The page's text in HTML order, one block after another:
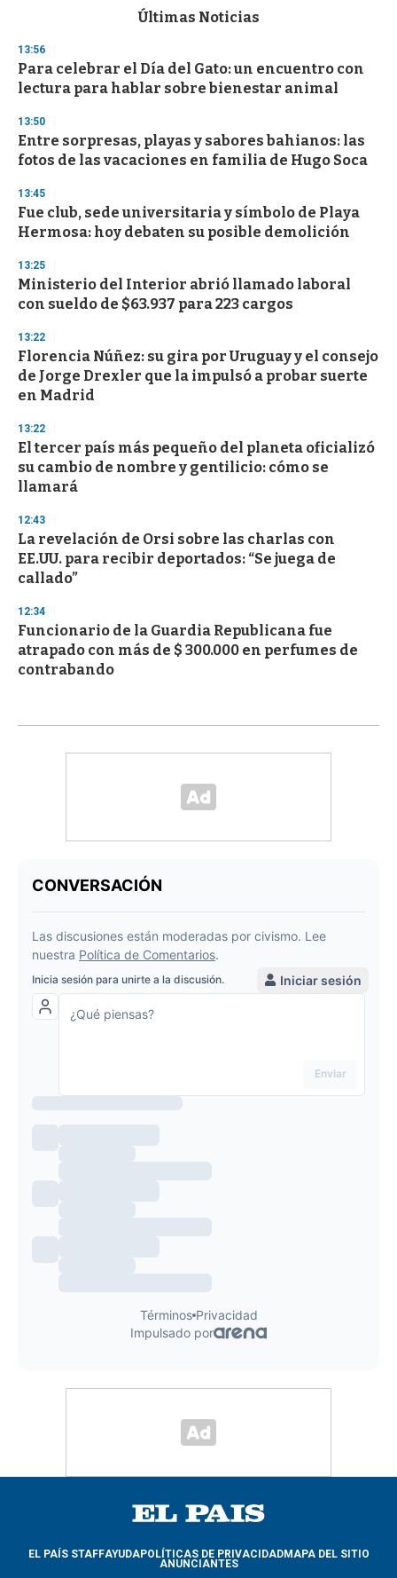
d
s
o
f
3
s
e
c
n
d
s
Últimas Noticias
13:56
Para celebrar el Día del Gato: un encuentro con
lectura para hablar sobre bienestar animal
13:50
Entre sorpresas, playas y sabores bahianos: las
fotos de las vacaciones en familia de Hugo Soca
13:45
Fue club, sede universitaria y símbolo de Playa
Hermosa: hoy debaten su posible demolición
13:25
Ministerio del Interior abrió llamado laboral
con sueldo de $63.937 para 223 cargos
13:22
Florencia Núñez: su gira por Uruguay y el consejo
de Jorge Drexler que la impulsó a probar suerte
en Madrid
13:22
El tercer país más pequeño del planeta oficializó
su cambio de nombre y gentilicio: cómo se
llamará
12:43
La revelación de Orsi sobre las charlas con
EE.UU. para recibir deportados: “Se juega de
callado”
12:34
Funcionario de la Guardia Republicana fue
atrapado con más de $ 300.000 en perfumes de
contrabando
EL PAÍS STAFFAYUDAPOLÍTICAS DE PRIVACIDADMAPA DEL SITIO
ANUNCIANTES